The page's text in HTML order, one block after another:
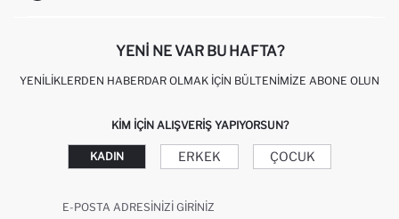
YENI NE VAR BU HAFTA?
YENILIKLERDEN HABERDAR OLMAK İÇIN BÜLTENIMIZE ABONE OLUN
KIM IÇIN ALIŞVERIŞ YAPIYORSUN?
KADIN ERKEK ÇOCUK
E-POSTA ADRESINIZI GIRINIZ